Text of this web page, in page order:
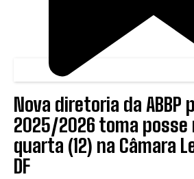
Nova diretoria da ABBP
2025/2026 toma posse
quarta (12) na Câmara
DF